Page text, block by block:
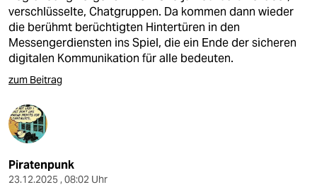
verschlüsselte, Chatgruppen. Da kommen dann wieder
die berühmt berüchtigten Hintertüren in den
Messengerdiensten ins Spiel, die ein Ende der sicheren
digitalen Kommunikation für alle bedeuten.
zum Beitrag
Piratenpunk
23.12.2025 , 08:02 Uhr